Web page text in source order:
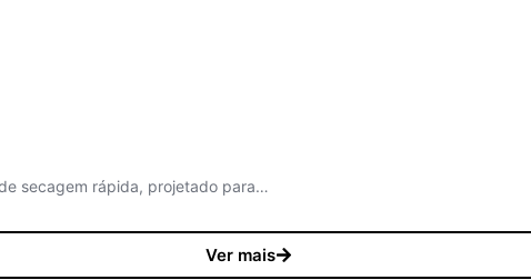
secagem rápida, projetado para…
Ver mais